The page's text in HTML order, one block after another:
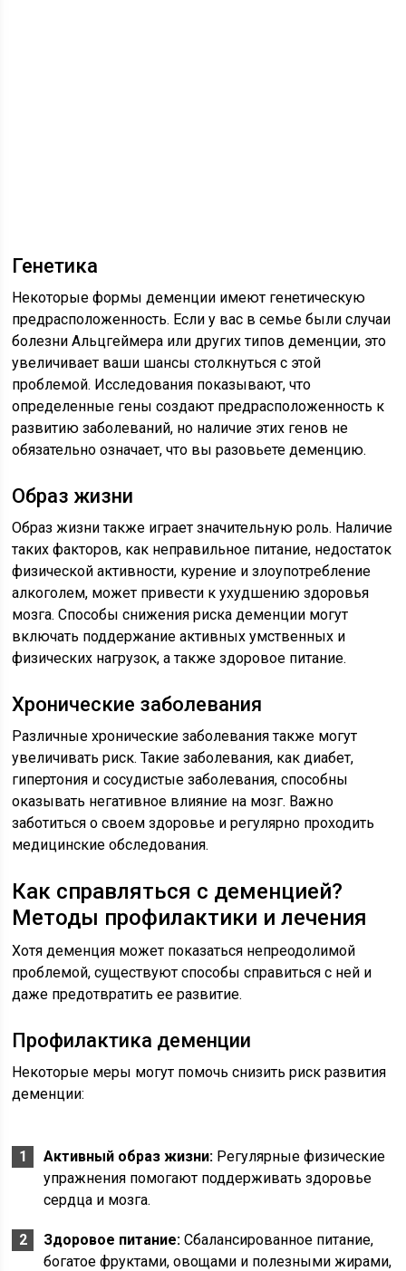
Генетика
Некоторые формы деменции имеют генетическую
предрасположенность. Если у вас в семье были случаи
болезни Альцгеймера или других типов деменции, это
увеличивает ваши шансы столкнуться с этой
проблемой. Исследования показывают, что
определенные гены создают предрасположенность к
развитию заболеваний, но наличие этих генов не
обязательно означает, что вы разовьете деменцию.
Образ жизни
Образ жизни также играет значительную роль. Наличие
таких факторов, как неправильное питание, недостаток
физической активности, курение и злоупотребление
алкоголем, может привести к ухудшению здоровья
мозга. Способы снижения риска деменции могут
включать поддержание активных умственных и
физических нагрузок, а также здоровое питание.
Хронические заболевания
Различные хронические заболевания также могут
увеличивать риск. Такие заболевания, как диабет,
гипертония и сосудистые заболевания, способны
оказывать негативное влияние на мозг. Важно
заботиться о своем здоровье и регулярно проходить
медицинские обследования.
Как справляться с деменцией?
Методы профилактики и лечения
Хотя деменция может показаться непреодолимой
проблемой, существуют способы справиться с ней и
даже предотвратить ее развитие.
Профилактика деменции
Некоторые меры могут помочь снизить риск развития
деменции:
Активный образ жизни: Регулярные физические
упражнения помогают поддерживать здоровье
сердца и мозга.
Здоровое питание: Сбалансированное питание,
богатое фруктами, овощами и полезными жирами,